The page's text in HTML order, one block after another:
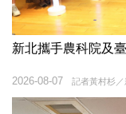
新北攜手農科院及
記者黃村杉／
2026-08-07